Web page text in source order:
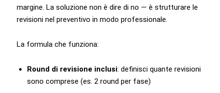
margine. La soluzione non è dire di no — è strutturare le
revisioni nel preventivo in modo professionale.
La formula che funziona:
Round di revisione inclusi: definisci quante revisioni
sono comprese (es. 2 round per fase)